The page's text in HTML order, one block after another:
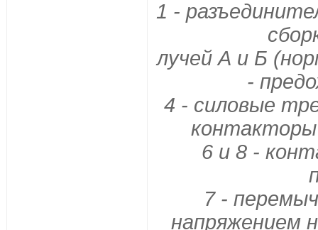
1 -
лучей А и Б
-
4 - силовые
контакторы
6 и 8 -
7 -
напряжением